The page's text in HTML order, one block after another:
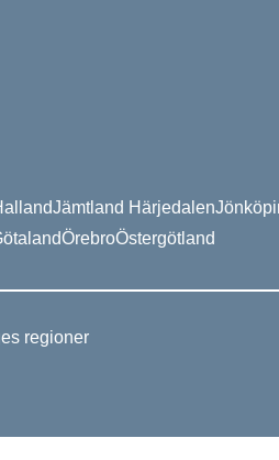
Jämtland Härjedalen
ÖrebroÖstergötland
regioner